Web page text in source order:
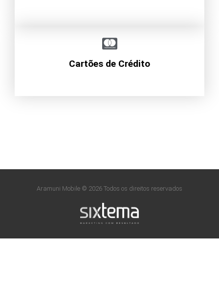
Cartões de Crédito
Aramuni Mobile © 2026 Todos os direitos reservados